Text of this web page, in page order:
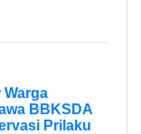
Warga
BBKSDA
Prilaku